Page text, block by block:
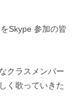
Skype 参加の皆
クラスメンバー
く歌っていきた